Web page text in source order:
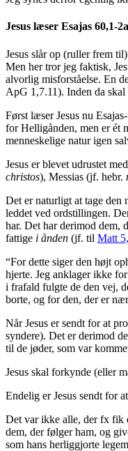
Jesus læser Esajas 60,1-
Jesus slår op (ruller frem
Men her tror jeg faktisk,
alvorlig misforståelse. En
ApG 1,7.11). Inden da
Først læser Jesus nu
for Helligånden, men er ét
menneskelige natur igen
Jesus er blevet udrustet
christos), Messias (jf. hebr.
Det er naturligt at tage den
leddet ved ordstillingen.
har. Det har derimod dem,
fattige i ånden (jf. til Matt
“For dette siger den højt
hjerte. Jeg anklager ikke
i frafald fulgte de den vej,
borte, og for den, der er
Når Jesus er sendt for at
syndere). Det er derimod
til de jøder, som var
Jesus skal forkynde (eller
Endelig er Jesus sendt for
Det var ikke alle, der fx fik
dem, der følger ham, og
som hans herliggjorte